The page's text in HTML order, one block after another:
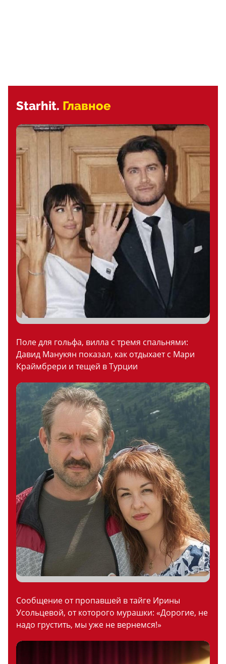
Starhit. Главное
Поле для гольфа, вилла с тремя спальнями:
Давид Манукян показал, как отдыхает с Мари
Краймбрери и тещей в Турции
Сообщение от пропавшей в тайге Ирины
Усольцевой, от которого мурашки: «Дорогие, не
надо грустить, мы уже не вернемся!»